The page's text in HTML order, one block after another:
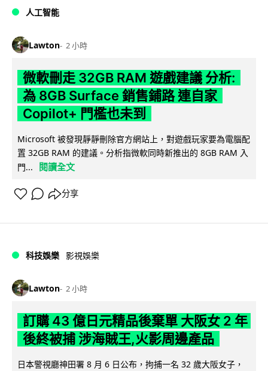
人工智能
Lawton 2 小時
微軟刪走 32GB RAM 遊戲建議 分析:
為 8GB Surface 銷售鋪路 連自家
Copilot+ 門檻也未到
Microsoft 被發現靜靜刪除官方網站上，對遊戲玩家要為電腦配
置 32GB RAM 的建議。分析指微軟同時新推出的 8GB RAM 入
門...
閱讀全文
分享
科技娛樂 影視娛樂
Lawton 2 小時
訂購 43 億日元精品後棄單 大阪女 2 年
後終被捕 涉海賊王,火影周邊產品
日本警視廳神田署 8 月 6 日公布，拘捕一名 32 歲大阪女子，